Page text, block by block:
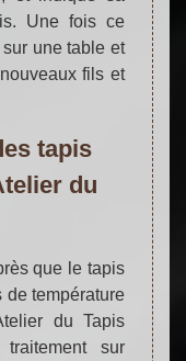
Une fois ce
une table et
fils et
tapis
du
que le tapis
de température
du Tapis
sur